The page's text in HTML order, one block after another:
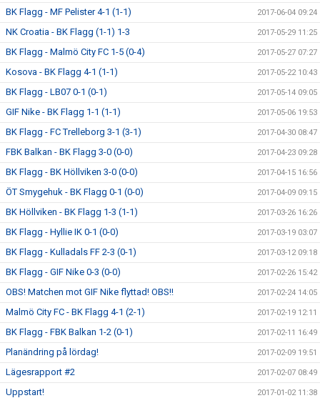
BK Flagg - MF Pelister 4-1 (1-1) 2017-06-04 09:24
NK Croatia - BK Flagg (1-1) 1-3 2017-05-29 11:25
BK Flagg - Malmö City FC 1-5 (0-4) 2017-05-27 07:27
Kosova - BK Flagg 4-1 (1-1) 2017-05-22 10:43
BK Flagg - LB07 0-1 (0-1) 2017-05-14 09:05
GIF Nike - BK Flagg 1-1 (1-1) 2017-05-06 19:53
BK Flagg - FC Trelleborg 3-1 (3-1) 2017-04-30 08:47
FBK Balkan - BK Flagg 3-0 (0-0) 2017-04-23 09:28
BK Flagg - BK Höllviken 3-0 (0-0) 2017-04-15 16:56
ÖT Smygehuk - BK Flagg 0-1 (0-0) 2017-04-09 09:15
BK Höllviken - BK Flagg 1-3 (1-1) 2017-03-26 16:26
BK Flagg - Hyllie IK 0-1 (0-0) 2017-03-19 03:07
BK Flagg - Kulladals FF 2-3 (0-1) 2017-03-12 09:18
BK Flagg - GIF Nike 0-3 (0-0) 2017-02-26 15:42
OBS! Matchen mot GIF Nike flyttad! OBS!! 2017-02-24 14:05
Malmö City FC - BK Flagg 4-1 (2-1) 2017-02-19 12:11
BK Flagg - FBK Balkan 1-2 (0-1) 2017-02-11 16:49
Planändring på lördag! 2017-02-09 19:51
Lägesrapport #2 2017-02-07 08:49
Uppstart! 2017-01-02 11:38